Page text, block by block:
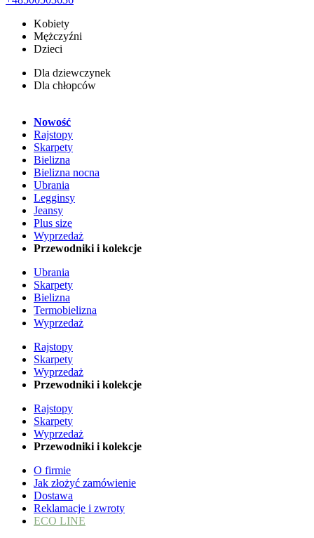
Kobiety
Mężczyźni
Dzieci
Dla dziewczynek
Dla chłopców
Nowość
Rajstopy
Skarpety
Bielizna
Bielizna nocna
Ubrania
Legginsy
Jeansy
Plus size
Wyprzedaż
Przewodniki i kolekcje
Ubrania
Skarpety
Bielizna
Termobielizna
Wyprzedaż
Rajstopy
Skarpety
Wyprzedaż
Przewodniki i kolekcje
Rajstopy
Skarpety
Wyprzedaż
Przewodniki i kolekcje
O firmie
Jak złożyć zamówienie
Dostawa
Reklamacje i zwroty
ECO LINE